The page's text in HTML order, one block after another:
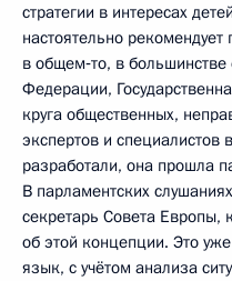
стратегии в интересах
настоятельно рекомендует
в общем‑то, в
Федерации,
круга общественных,
экспертов и специалистов
разработали, она прошла
В парламентских
секретарь Совета Европы,
об этой концепции. Это
язык, с учётом анализа